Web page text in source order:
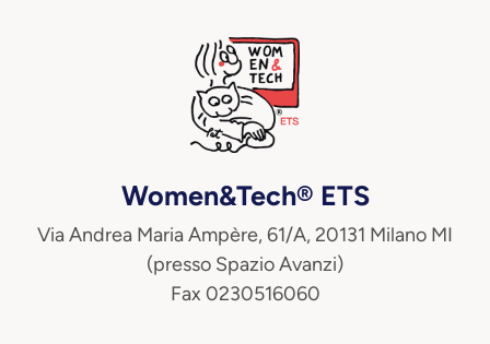
Women&Tech® ETS
Via Andrea Maria Ampère, 61/A, 20131 Milano MI
(presso Spazio Avanzi)
Fax 0230516060